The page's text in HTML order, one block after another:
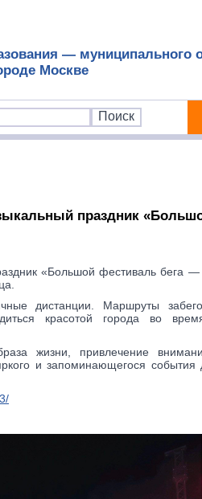
— муниципального
Москве
праздник
«Большой фестиваль бега —
дистанции. Маршруты
красотой города во
жизни, привлечение
и запоминающегося события